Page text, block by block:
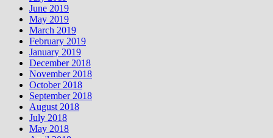
June 2019
May 2019
March 2019
February 2019
January 2019
December 2018
November 2018
October 2018
September 2018
August 2018
July 2018
May 2018